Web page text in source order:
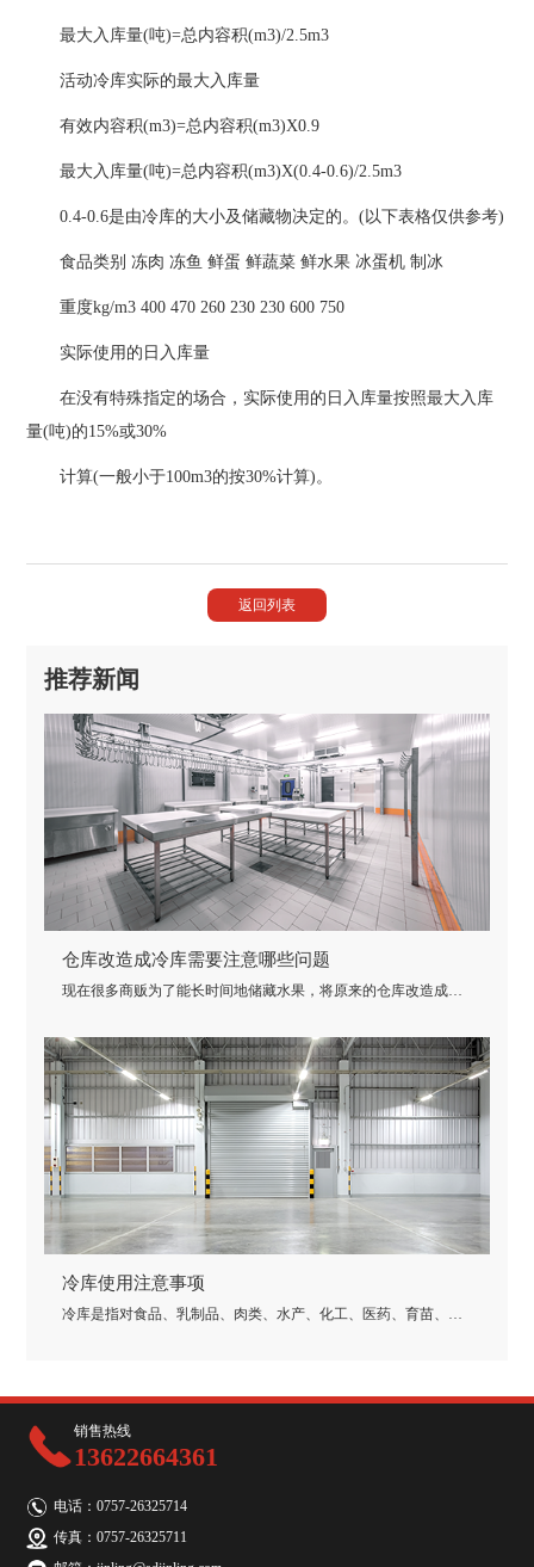
最大入库量(吨)=总内容积(m3)/2.5m3
活动冷库实际的最大入库量
有效内容积(m3)=总内容积(m3)X0.9
最大入库量(吨)=总内容积(m3)X(0.4-0.6)/2.5m3
0.4-0.6是由冷库的大小及储藏物决定的。(以下表格仅供参考)
食品类别 冻肉 冻鱼 鲜蛋 鲜蔬菜 鲜水果 冰蛋机 制冰
重度kg/m3 400 470 260 230 230 600 750
实际使用的日入库量
在没有特殊指定的场合，实际使用的日入库量按照最大入库
量(吨)的15%或30%
计算(一般小于100m3的按30%计算)。
返回列表
推荐新闻
仓库改造成冷库需要注意哪些问题
现在很多商贩为了能长时间地储藏水果，将原来的仓库改造成水
冷库使用注意事项
冷库是指对食品、乳制品、肉类、水产、化工、医药、育苗、科
销售热线
13622664361
电话：0757-26325714
传真：0757-26325711